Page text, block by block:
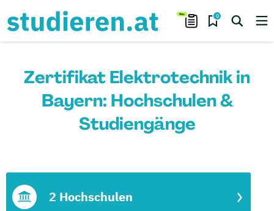
0
Zertifikat Elektrotechnik in
Bayern: Hochschulen &
Studiengänge
2 Hochschulen